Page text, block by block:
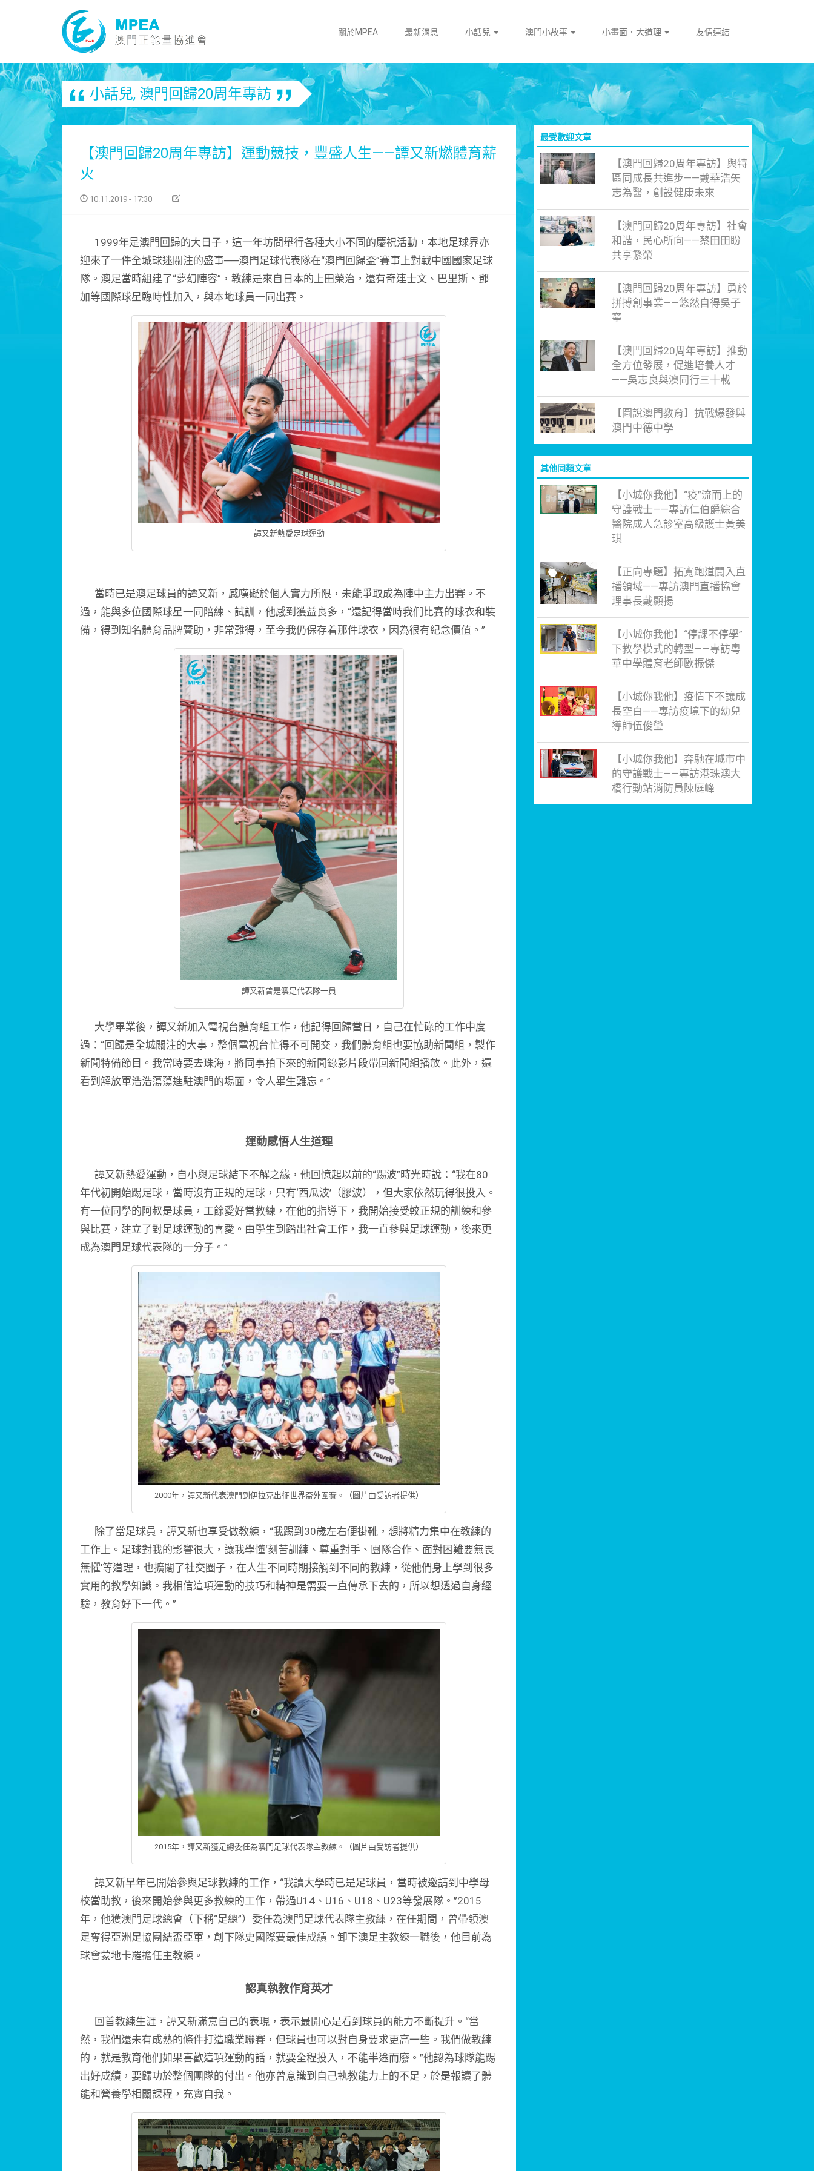
關於MPEA 最新消息 小話兒 澳門小故事 小畫面．大道理 友情連結
小話兒, 澳門回歸20周年專訪
【澳門回歸20周年專訪】運動競技，豐盛人生——譚又新燃體育薪
火
10.11.2019 - 17:30
1999年是澳門回歸的大日子，這一年坊間舉行各種大小不同的慶祝活動，本地足球界亦
迎來了一件全城球迷關注的盛事──澳門足球代表隊在“澳門回歸盃”賽事上對戰中國國家足球
隊。澳足當時組建了“夢幻陣容”，教練是來自日本的上田榮治，還有奇連士文、巴里斯、鄧
加等國際球星臨時性加入，與本地球員一同出賽。
譚又新熱愛足球運動
當時已是澳足球員的譚又新，感嘆礙於個人實力所限，未能爭取成為陣中主力出賽。不
過，能與多位國際球星一同陪練、試訓，他感到獲益良多，“還記得當時我們比賽的球衣和裝
備，得到知名體育品牌贊助，非常難得，至今我仍保存着那件球衣，因為很有紀念價值。”
譚又新曾是澳足代表隊一員
大學畢業後，譚又新加入電視台體育組工作，他記得回歸當日，自己在忙碌的工作中度
過：“回歸是全城關注的大事，整個電視台忙得不可開交，我們體育組也要協助新聞組，製作
新聞特備節目。我當時要去珠海，將同事拍下來的新聞錄影片段帶回新聞組播放。此外，還
看到解放軍浩浩蕩蕩進駐澳門的場面，令人畢生難忘。”
運動感悟人生道理
譚又新熱愛運動，自小與足球結下不解之緣，他回憶起以前的“踢波”時光時說：“我在80
年代初開始踢足球，當時沒有正規的足球，只有‘西瓜波’（膠波），但大家依然玩得很投入。
有一位同學的阿叔是球員，工餘愛好當教練，在他的指導下，我開始接受較正規的訓練和參
與比賽，建立了對足球運動的喜愛。由學生到踏出社會工作，我一直參與足球運動，後來更
成為澳門足球代表隊的一分子。”
2000年，譚又新代表澳門到伊拉克出征世界盃外圍賽。（圖片由受訪者提供）
除了當足球員，譚又新也享受做教練，“我踢到30歲左右便掛靴，想將精力集中在教練的
工作上。足球對我的影響很大，讓我學懂‘刻苦訓練、尊重對手、團隊合作、面對困難要無畏
無懼’等道理，也擴闊了社交圈子，在人生不同時期接觸到不同的教練，從他們身上學到很多
實用的教學知識。我相信這項運動的技巧和精神是需要一直傳承下去的，所以想透過自身經
驗，教育好下一代。”
2015年，譚又新獲足總委任為澳門足球代表隊主教練。（圖片由受訪者提供）
譚又新早年已開始參與足球教練的工作，“我讀大學時已是足球員，當時被邀請到中學母
校當助教，後來開始參與更多教練的工作，帶過U14、U16、U18、U23等發展隊。”2015
年，他獲澳門足球總會（下稱“足總”）委任為澳門足球代表隊主教練，在任期間，曾帶領澳
足奪得亞洲足協團結盃亞軍，創下隊史國際賽最佳成績。卸下澳足主教練一職後，他目前為
球會蒙地卡羅擔任主教練。
認真執教作育英才
回首教練生涯，譚又新滿意自己的表現，表示最開心是看到球員的能力不斷提升。“當
然，我們還未有成熟的條件打造職業聯賽，但球員也可以對自身要求更高一些。我們做教練
的，就是教育他們如果喜歡這項運動的話，就要全程投入，不能半途而廢。”他認為球隊能踢
出好成績，要歸功於整個團隊的付出。他亦曾意識到自己執教能力上的不足，於是報讀了體
能和營養學相關課程，充實自我。
最受歡迎文章
【澳門回歸20周年專訪】與特
區同成長共進步——戴華浩矢
志為醫，創設健康未來
【澳門回歸20周年專訪】社會
和諧，民心所向——蔡田田盼
共享繁榮
【澳門回歸20周年專訪】勇於
拼搏創事業——悠然自得吳子
寧
【澳門回歸20周年專訪】推動
全方位發展，促進培養人才
——吳志良與澳同行三十載
【圖說澳門教育】抗戰爆發與
澳門中德中學
其他同類文章
【小城你我他】“疫”流而上的
守護戰士——專訪仁伯爵綜合
醫院成人急診室高級護士黃美
琪
【正向專題】拓寬跑道闖入直
播領域——專訪澳門直播協會
理事長戴顯揚
【小城你我他】“停課不停學”
下教學模式的轉型——專訪粵
華中學體育老師歐振傑
【小城你我他】疫情下不讓成
長空白——專訪疫境下的幼兒
導師伍俊瑩
【小城你我他】奔馳在城市中
的守護戰士——專訪港珠澳大
橋行動站消防員陳庭峰